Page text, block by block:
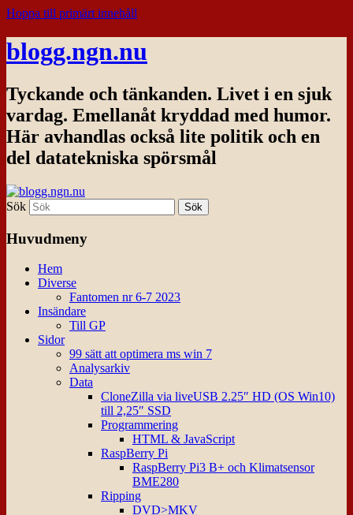
Hoppa till primärt innehåll
blogg.ngn.nu
Tyckande och tänkanden. Livet i en sjuk
vardag. Emellanåt kryddad med humor.
Här avhandlas också lite politik och en
del datatekniska spörsmål
Sök
Huvudmeny
Hem
Diverse
Fantomen nr 6-7 2023
Insändare
Till GP
Sidor
99 sätt att optimera ms win 7
Analysarkiv
Data
CloneZilla via liveUSB 2.25″ HD (OS Win10)
till 2,25″ SSD
Programmering
HTML & JavaScript
RaspBerry Pi
RaspBerry Pi3 B+ och Klimatsensor
BME280
Ripping
DVD>MKV